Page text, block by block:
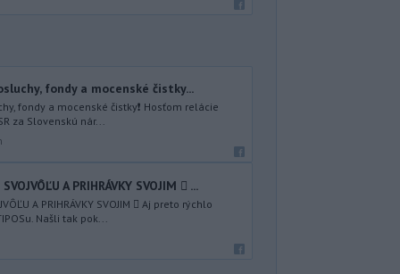
fondy a mocenské čistky...
fondy a mocenské čistky❗️ Hosťom relácie
za Slovenskú nár...
A PRIHRÁVKY SVOJIM 🪎 ...
A PRIHRÁVKY SVOJIM 🪎 Aj preto rýchlo
Našli tak pok...